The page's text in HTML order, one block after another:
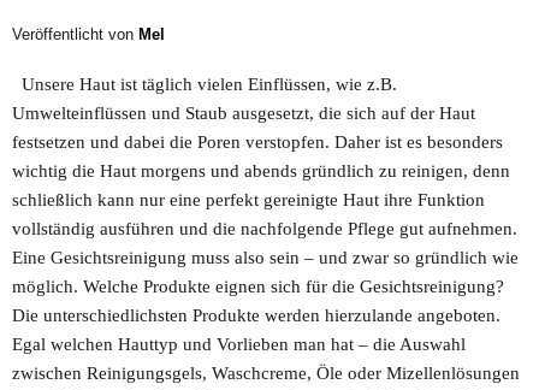
Veröffentlicht von Mel
Unsere Haut ist täglich vielen Einflüssen, wie z.B.
Umwelteinflüssen und Staub ausgesetzt, die sich auf der Haut
festsetzen und dabei die Poren verstopfen. Daher ist es besonders
wichtig die Haut morgens und abends gründlich zu reinigen, denn
schließlich kann nur eine perfekt gereinigte Haut ihre Funktion
vollständig ausführen und die nachfolgende Pflege gut aufnehmen.
Eine Gesichtsreinigung muss also sein – und zwar so gründlich wie
möglich. Welche Produkte eignen sich für die Gesichtsreinigung?
Die unterschiedlichsten Produkte werden hierzulande angeboten.
Egal welchen Hauttyp und Vorlieben man hat – die Auswahl
zwischen Reinigungsgels, Waschcreme, Öle oder Mizellenlösungen